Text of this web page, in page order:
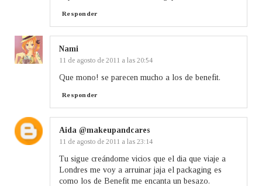
Responder
Nami
11 de agosto de 2011 a las 20:54
Que mono! se parecen mucho a los de benefit.
Responder
Aida @makeupandcares
11 de agosto de 2011 a las 23:14
Tu sigue creándome vicios que el dia que viaje a
Londres me voy a arruinar jaja el packaging es
como los de Benefit me encanta un besazo.